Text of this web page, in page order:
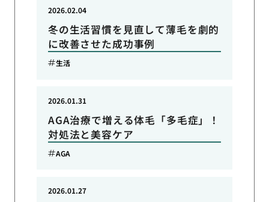
冬の生活習慣を見直して薄毛を劇的
に改善させた成功事例
2026.02.04
生活
AGA治療で増える体毛「多毛症」！
対処法と美容ケア
2026.01.31
AGA
2026.01.27